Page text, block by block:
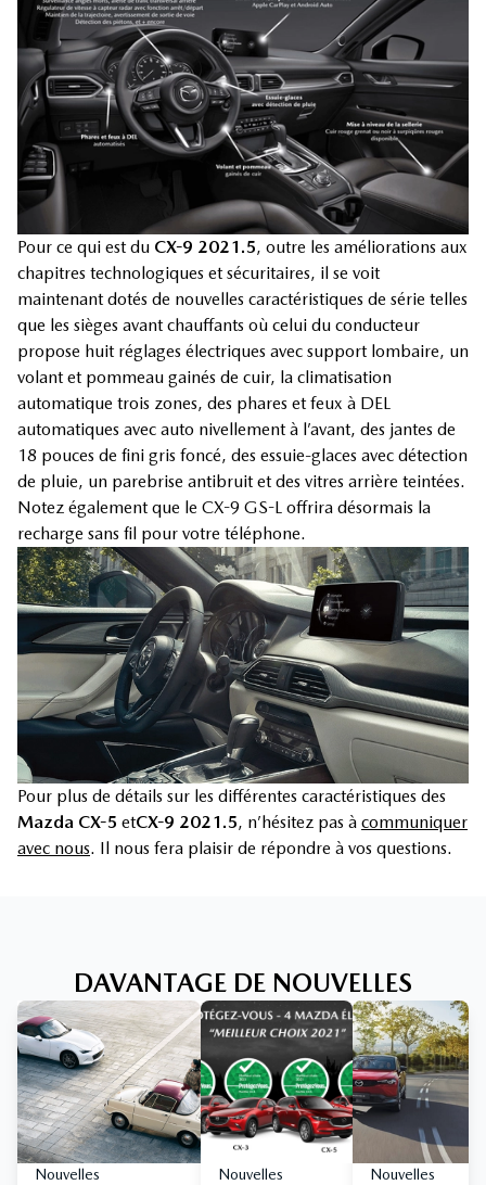
Pour ce qui est du CX-9 2021.5, outre les améliorations aux
chapitres technologiques et sécuritaires, il se voit
maintenant dotés de nouvelles caractéristiques de série telles
que les sièges avant chauffants où celui du conducteur
propose huit réglages électriques avec support lombaire, un
volant et pommeau gainés de cuir, la climatisation
automatique trois zones, des phares et feux à DEL
automatiques avec auto nivellement à l’avant, des jantes de
18 pouces de fini gris foncé, des essuie-glaces avec détection
de pluie, un parebrise antibruit et des vitres arrière teintées.
Notez également que le CX-9 GS-L offrira désormais la
recharge sans fil pour votre téléphone.
Pour plus de détails sur les différentes caractéristiques des
Mazda CX-5 etCX-9 2021.5, n’hésitez pas à communiquer
avec nous. Il nous fera plaisir de répondre à vos questions.
DAVANTAGE DE NOUVELLES
Nouvelles Nouvelles Nouvelles